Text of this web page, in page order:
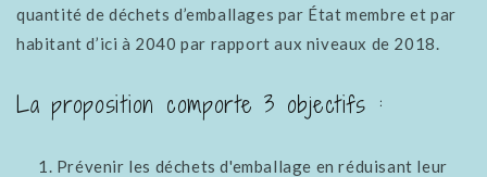
quantité de déchets d’emballages par État membre et par
habitant d’ici à 2040 par rapport aux niveaux de 2018.
La proposition comporte 3 objectifs :
Prévenir les déchets d'emballage en réduisant leur